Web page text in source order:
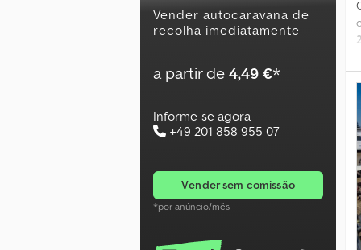
Vender autocaravana de
recolha imediatamente
a partir de4,49 €*
Informe-se agora
+49 201 858 955 07
vender sem comissão
*por anúncio/mês